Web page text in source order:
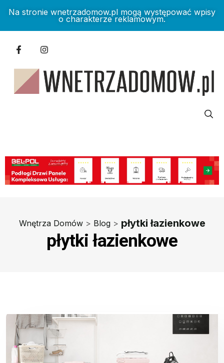
Na stronie wnetrzadomow.pl mogą występować wpisy
o charakterze reklamowym.
Wnętrza Domów > Blog > płytki łazienkowe
płytki łazienkowe